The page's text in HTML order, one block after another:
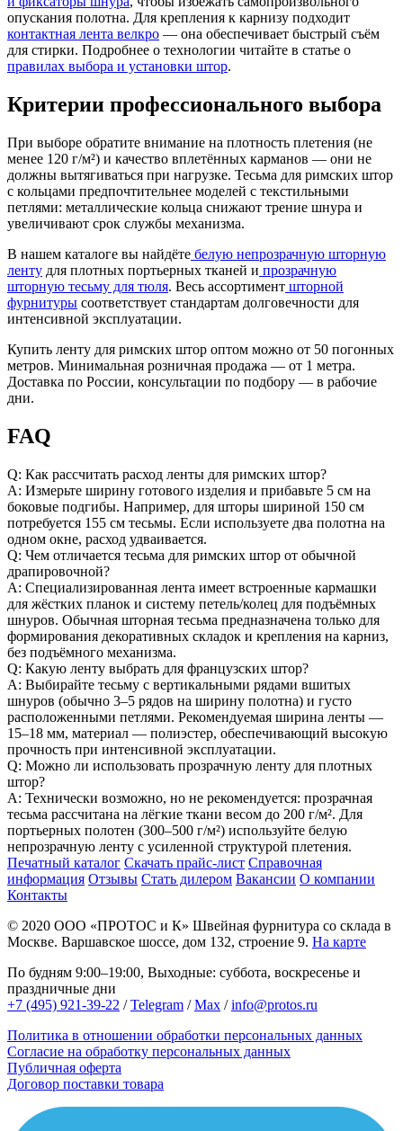
опускания полотна. Для крепления к карнизу подходит
контактная лента велкро — она обеспечивает быстрый съём
для стирки. Подробнее о технологии читайте в статье о
правилах выбора и установки штор.
Критерии профессионального выбора
При выборе обратите внимание на плотность плетения (не
менее 120 г/м²) и качество вплетённых карманов — они не
должны вытягиваться при нагрузке. Тесьма для римских штор
с кольцами предпочтительнее моделей с текстильными
петлями: металлические кольца снижают трение шнура и
увеличивают срок службы механизма.
В нашем каталоге вы найдёте белую непрозрачную шторную
ленту для плотных портьерных тканей и прозрачную
шторную тесьму для тюля. Весь ассортимент шторной
фурнитуры соответствует стандартам долговечности для
интенсивной эксплуатации.
Купить ленту для римских штор оптом можно от 50 погонных
метров. Минимальная розничная продажа — от 1 метра.
Доставка по России, консультации по подбору — в рабочие
дни.
FAQ
Q: Как рассчитать расход ленты для римских штор?
A: Измерьте ширину готового изделия и прибавьте 5 см на
боковые подгибы. Например, для шторы шириной 150 см
потребуется 155 см тесьмы. Если используете два полотна на
одном окне, расход удваивается.
Q: Чем отличается тесьма для римских штор от обычной
драпировочной?
A: Специализированная лента имеет встроенные кармашки
для жёстких планок и систему петель/колец для подъёмных
шнуров. Обычная шторная тесьма предназначена только для
формирования декоративных складок и крепления на карниз,
без подъёмного механизма.
Q: Какую ленту выбрать для французских штор?
A: Выбирайте тесьму с вертикальными рядами вшитых
шнуров (обычно 3–5 рядов на ширину полотна) и густо
расположенными петлями. Рекомендуемая ширина ленты —
15–18 мм, материал — полиэстер, обеспечивающий высокую
прочность при интенсивной эксплуатации.
Q: Можно ли использовать прозрачную ленту для плотных
штор?
A: Технически возможно, но не рекомендуется: прозрачная
тесьма рассчитана на лёгкие ткани весом до 200 г/м². Для
портьерных полотен (300–500 г/м²) используйте белую
непрозрачную ленту с усиленной структурой плетения.
Печатный каталог Скачать прайс-лист Справочная
информация Отзывы Стать дилером Вакансии О компании
Контакты
© 2020 ООО «ПРОТОС и К» Швейная фурнитура со склада в
Москве. Варшавское шоссе, дом 132, строение 9. На карте
По будням 9:00–19:00, Выходные: суббота, воскресенье и
праздничные дни
+7 (495) 921-39-22 /Telegram /Max /info@protos.ru
Политика в отношении обработки персональных данных
Согласие на обработку персональных данных
Публичная оферта
Договор поставки товара